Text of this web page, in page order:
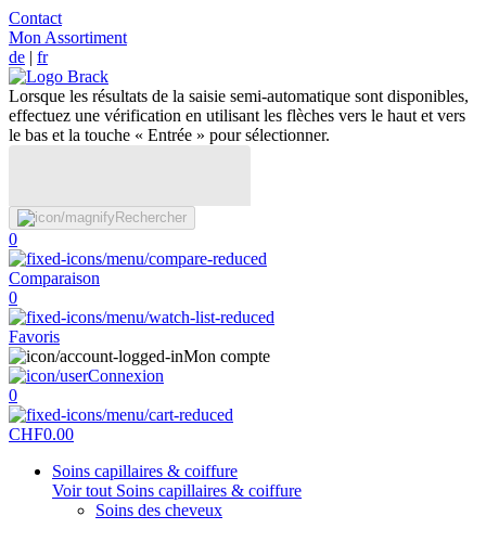
Contact
Mon Assortiment
de | fr
Lorsque les résultats de la saisie semi-automatique sont disponibles,
effectuez une vérification en utilisant les flèches vers le haut et vers
le bas et la touche « Entrée » pour sélectionner.
Rechercher
0
Comparaison
0
Favoris
Mon compte
Connexion
0
CHF0.00
Soins capillaires & coiffure
Voir tout Soins capillaires & coiffure
Soins des cheveux